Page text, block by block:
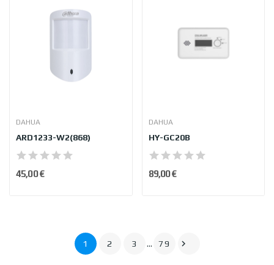
DAHUA
ARD1233-W2(868)
45,00 €
DAHUA
HY-GC20B
89,00 €
1 2 3 … 79 